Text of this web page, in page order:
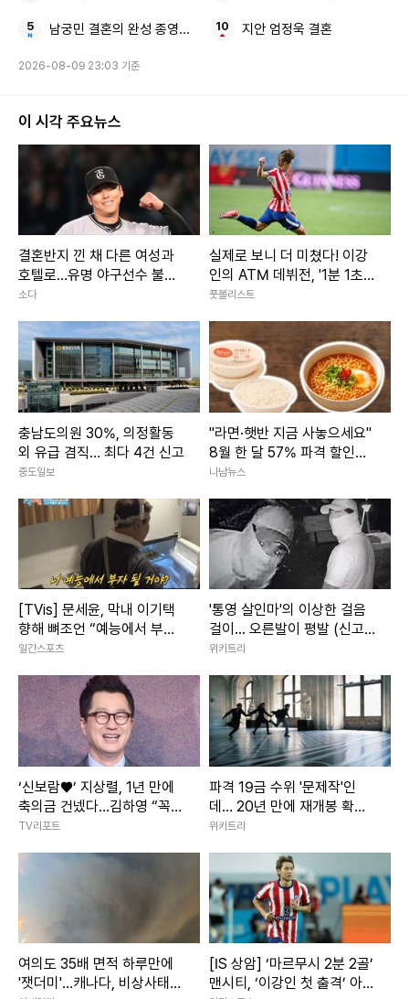
남궁민 결혼의 완성 종영소감 지안 엄정욱 결혼
2026-08-09 23:03 기준
이 시각 주요뉴스
결혼반지 낀 채 다른 여성과
호텔로…유명 야구선수 불륜
에 日 발칵
소다
실제로 보니 더 미쳤다! 이강
인의 ATM 데뷔전, '1분 1초'
전부 담았습니다 [쿠플시리즈
풋볼리스트
충남도의원 30%, 의정활동
외 유급 겸직… 최다 4건 신고
중도일보
"라면·햇반 지금 사놓으세요"
8월 한 달 57% 파격 할인행
사 3800개 품목 마트
나남뉴스
[TVis] 문세윤, 막내 이기택
향해 뼈조언 “예능에서 부자
될 거야?” (1박2일)
일간스포츠
'통영 살인마'의 이상한 걸음
걸이... 오른발이 평발 (신고
금 1억)
위키트리
‘신보람♥’ 지상렬, 1년 만에
축의금 건넸다…김하영 “꼭
국수 먹게 해주세요” [RE:스
TV리포트
파격 19금 수위 '문제작'인
데… 20년 만에 재개봉 확정
된 영화
위키트리
여의도 35배 면적 하루만에
'잿더미'…캐나다, 비상사태
[IS 상암] ‘마르무시 2분 2골’
맨시티, ‘이강인 첫 출격’ 아틀